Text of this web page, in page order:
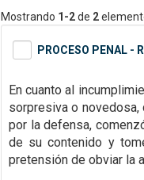
Mostrando 1-2de 2
PROCESO PENAL -
En cuanto al
sorpresiva o novedosa,
por la defensa,
de su contenido y
pretensión de obviar la